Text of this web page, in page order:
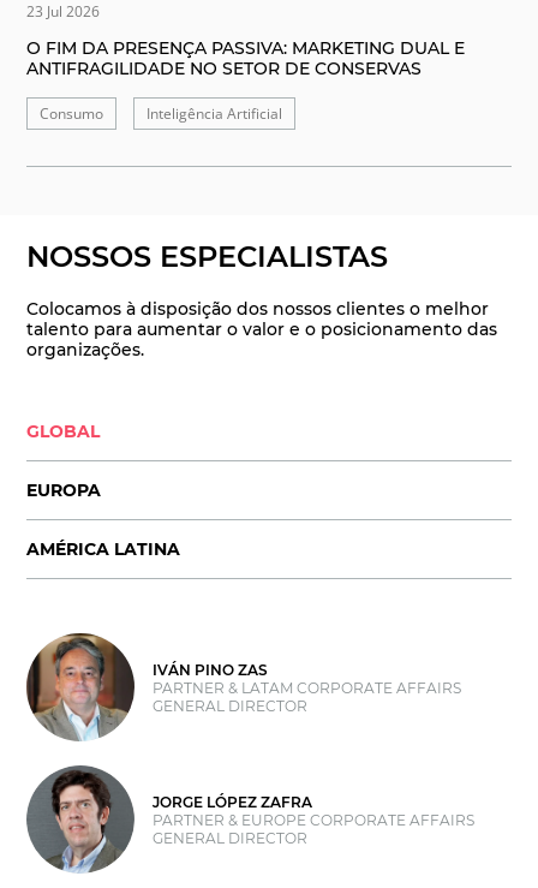
23 Jul 2026
O FIM DA PRESENÇA PASSIVA: MARKETING DUAL E
ANTIFRAGILIDADE NO SETOR DE CONSERVAS
Consumo Inteligência Artificial
NOSSOS ESPECIALISTAS
Colocamos à disposição dos nossos clientes o melhor
talento para aumentar o valor e o posicionamento das
organizações.
GLOBAL
EUROPA
AMÉRICA LATINA
IVÁN PINO ZAS
PARTNER & LATAM CORPORATE AFFAIRS
GENERAL DIRECTOR
JORGE LÓPEZ ZAFRA
PARTNER & EUROPE CORPORATE AFFAIRS
GENERAL DIRECTOR